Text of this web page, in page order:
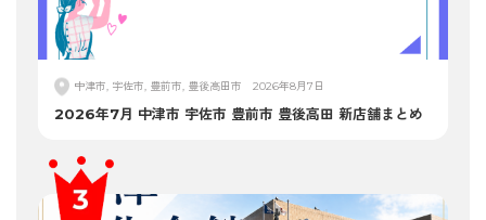
中津市, 宇佐市, 豊前市, 豊後高田市 2026年8月7日
2026年7月 中津市 宇佐市 豊前市 豊後高田 新店舗まとめ